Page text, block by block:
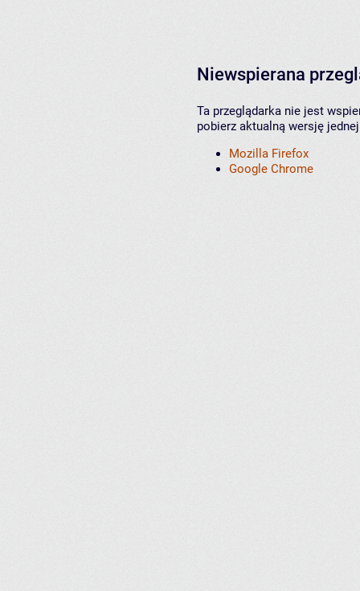
Niewspierana
Ta przeglądarka nie jest
pobierz aktualną wersję
Mozilla Firefox
Google Chrome